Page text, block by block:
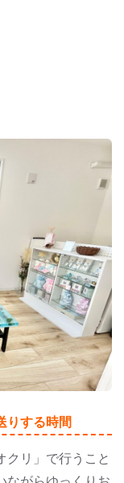
りする時間
クリ」で行うこと